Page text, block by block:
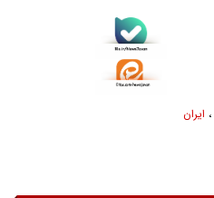
، ایران